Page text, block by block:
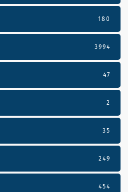
180
3994
47
2
35
249
454